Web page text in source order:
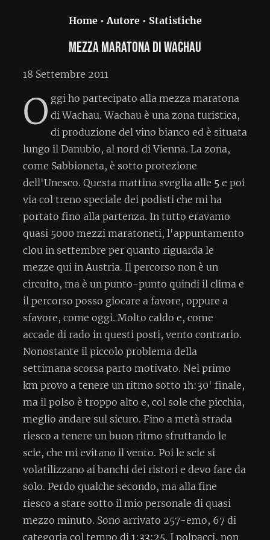
Home•Autore• Statistiche
Mezza maratona di Wachau
18 Settembre 2011
O ggi ho partecipato alla mezza maratona
di Wachau. Wachau è una zona turistica,
di produzione del vino bianco ed è situata
lungo il Danubio, al nord di Vienna. La zona,
come Sabbioneta, è sotto protezione
dell'Unesco. Questa mattina sveglia alle 5 e poi
via col treno speciale dei podisti che mi ha
portato fino alla partenza. In tutto eravamo
quasi 5000 mezzi maratoneti, l'appuntamento
clou in settembre per quanto riguarda le
mezze qui in Austria. Il percorso non è un
circuito, ma è un punto-punto quindi il clima e
il percorso posso giocare a favore, oppure a
sfavore, come oggi. Molto caldo e, come
accade di rado in questi posti, vento contrario.
Nonostante il piccolo problema della
settimana scorsa parto motivato. Nel primo
km provo a tenere un ritmo sotto 1h:30' finale,
ma il polso è troppo alto e, col sole che picchia,
meglio andare sul sicuro. Fino a metà strada
riesco a tenere un buon ritmo sfruttando le
scie, che mi evitano il vento. Poi le scie si
volatilizzano ai banchi dei ristori e devo fare da
solo. Perdo qualche secondo, ma alla fine
riesco a stare sotto il mio personale di quasi
mezzo minuto. Sono arrivato 257-emo, 67 di
categoria col tempo di 1:33:25. I polpacci, non